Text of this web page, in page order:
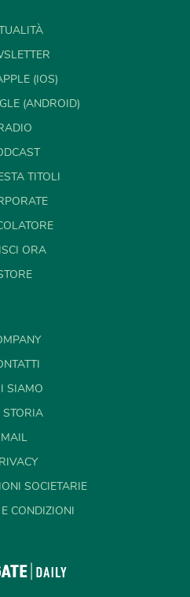
(IOS)
(ANDROID)
TITOLI
ORA
SIAMO
STORIA
MAIL
SOCIETARIE
CONDIZIONI